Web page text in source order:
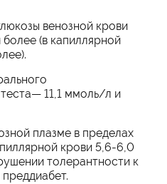
венозной крови
(в капиллярной
11,1 ммоль/л и
плазме в пределах
крови 5,6-6,0
толерантности к